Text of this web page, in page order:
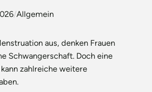
/Allgemein
aus, denken Frauen
Schwangerschaft. Doch eine
zahlreiche weitere